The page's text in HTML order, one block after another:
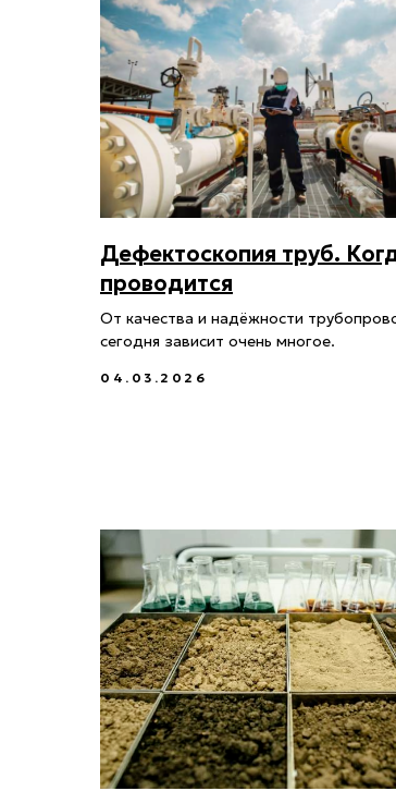
Дефектоскопия труб.
проводится
От качества и надёжности
сегодня зависит очень многое.
04.03.2026